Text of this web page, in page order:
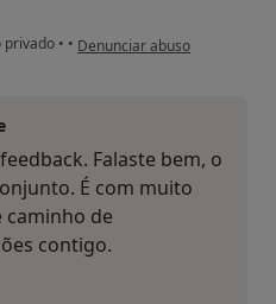
privado • • na opinião do utilizador
Denunciar abuso
Falaste bem, o
É com muito
de
contigo.